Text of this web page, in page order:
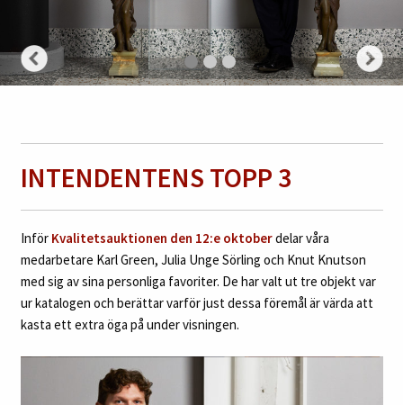
INTENDENTENS TOPP 3
Inför Kvalitetsauktionen den 12:e oktoberdelar våra
medarbetare Karl Green, Julia Unge Sörling och Knut Knutson
med sig av sina personliga favoriter. De har valt ut tre objekt var
ur katalogen och berättar varför just dessa föremål är värda att
kasta ett extra öga på under visningen.